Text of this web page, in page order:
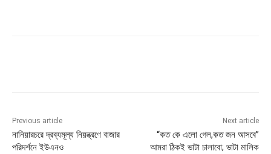
Previous article
নানিয়ারচরে দ্রব্যমূল্য নিয়ন্ত্রণে বাজার
পরিদর্শনে ইউএনও
Next article
“কত কে এলো গেল,কত জন আসবে”
আমরা ঠিকই ভাটা চালাবো; ভাটা মালিক